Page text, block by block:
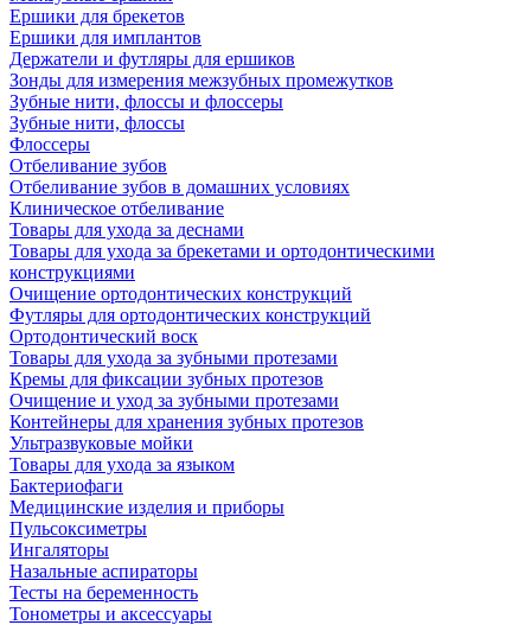
Ершики для брекетов
Ершики для имплантов
Держатели и футляры для ершиков
Зонды для измерения межзубных промежутков
Зубные нити, флоссы и флоссеры
Зубные нити, флоссы
Флоссеры
Отбеливание зубов
Отбеливание зубов в домашних условиях
Клиническое отбеливание
Товары для ухода за деснами
Товары для ухода за брекетами и ортодонтическими
конструкциями
Очищение ортодонтических конструкций
Футляры для ортодонтических конструкций
Ортодонтический воск
Товары для ухода за зубными протезами
Кремы для фиксации зубных протезов
Очищение и уход за зубными протезами
Контейнеры для хранения зубных протезов
Ультразвуковые мойки
Товары для ухода за языком
Бактериофаги
Медицинские изделия и приборы
Пульсоксиметры
Ингаляторы
Назальные аспираторы
Тесты на беременность
Тонометры и аксессуары